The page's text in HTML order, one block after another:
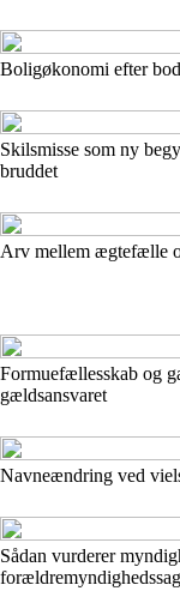
Boligøkonomi efter
Skilsmisse som ny
bruddet
Arv mellem ægtefælle
Formuefællesskab og
gældsansvaret
Navneændring ved
Sådan vurderer